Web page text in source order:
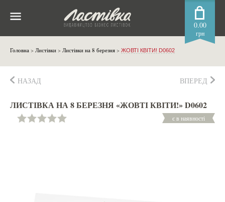
0.00
грн
Головна > Листівки > Листівки на 8 березня > ЖОВТІ КВІТИ! D0602
НАЗАД ВПЕРЕД
ЛИСТІВКА НА 8 БЕРЕЗНЯ «ЖОВТІ КВІТИ!» D0602
є в наявності